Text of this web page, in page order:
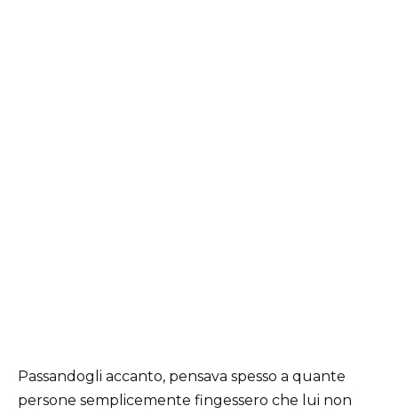
Passandogli accanto, pensava spesso a quante
persone semplicemente fingessero che lui non